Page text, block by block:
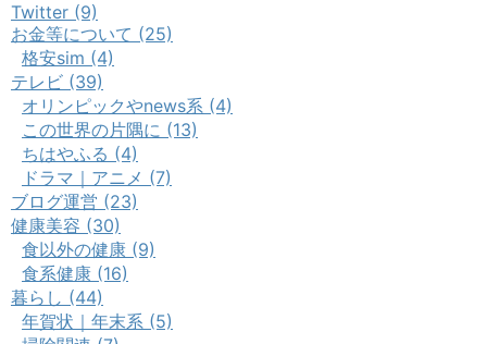
Twitter (9)
お金等について (25)
格安sim (4)
テレビ (39)
オリンピックやnews系 (4)
この世界の片隅に (13)
ちはやふる (4)
ドラマ｜アニメ (7)
ブログ運営 (23)
健康美容 (30)
食以外の健康 (9)
食系健康 (16)
暮らし (44)
年賀状｜年末系 (5)